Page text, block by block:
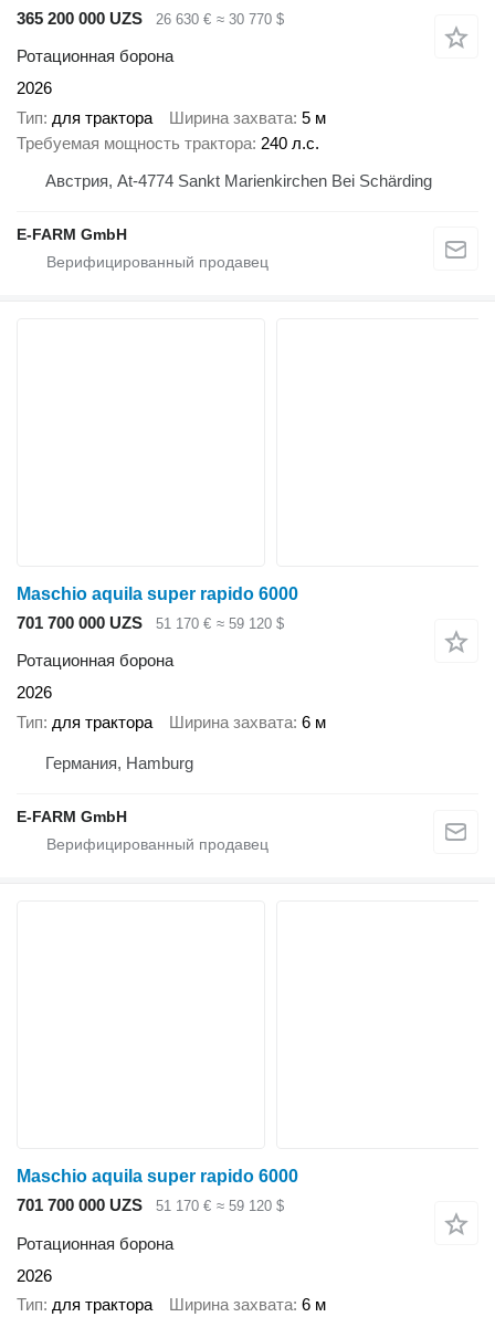
365 200 000 UZS
26 630 € ≈ 30 770 $
Ротационная борона
2026
Тип для трактора Ширина захвата 5 м
Требуемая мощность трактора 240 л.с.
Австрия, At-4774 Sankt Marienkirchen Bei Schärding
E-FARM GmbH
Maschio aquila super rapido 6000
701 700 000 UZS
51 170 € ≈ 59 120 $
Ротационная борона
2026
Тип для трактора Ширина захвата 6 м
Германия, Hamburg
E-FARM GmbH
Maschio aquila super rapido 6000
701 700 000 UZS
51 170 € ≈ 59 120 $
Ротационная борона
2026
Тип для трактора Ширина захвата 6 м